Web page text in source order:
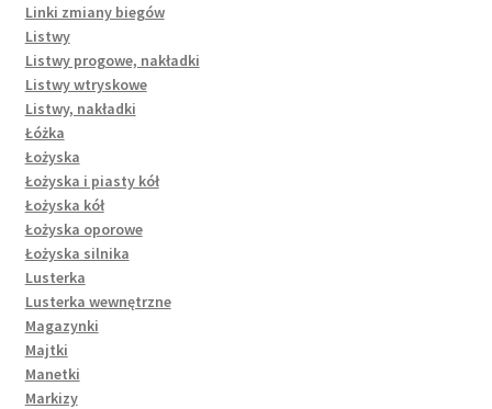
Linki zmiany biegów
Listwy
Listwy progowe, nakładki
Listwy wtryskowe
Listwy, nakładki
Łóżka
Łożyska
Łożyska i piasty kół
Łożyska kół
Łożyska oporowe
Łożyska silnika
Lusterka
Lusterka wewnętrzne
Magazynki
Majtki
Manetki
Markizy